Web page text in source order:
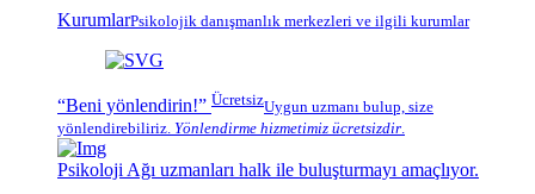
KurumlarPsikolojik danışmanlık merkezleri ve ilgili kurumlar
“Beni yönlendirin!” ÜcretsizUygun uzmanı bulup, size
yönlendirebiliriz. Yönlendirme hizmetimiz ücretsizdir.
Psikoloji Ağı uzmanları halk ile buluşturmayı amaçlıyor.